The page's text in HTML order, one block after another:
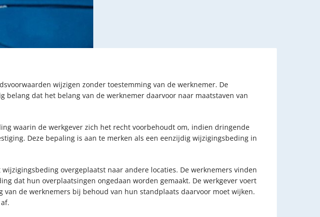
wijzigen zonder toestemming van de werknemer. De
dat het belang van de werknemer daarvoor naar maatstaven van
waarin de werkgever zich het recht voorbehoudt om, indien dringende
Deze bepaling is aan te merken als een eenzijdig wijzigingsbeding in
overgeplaatst naar andere locaties. De werknemers vinden
dat hun overplaatsingen ongedaan worden gemaakt. De werkgever voert
de werknemers bij behoud van hun standplaats daarvoor moet wijken.